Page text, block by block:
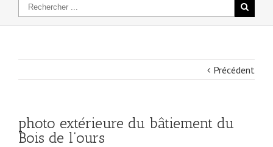
Précédent
photo extérieure du bâtiement du
Bois de l’ours